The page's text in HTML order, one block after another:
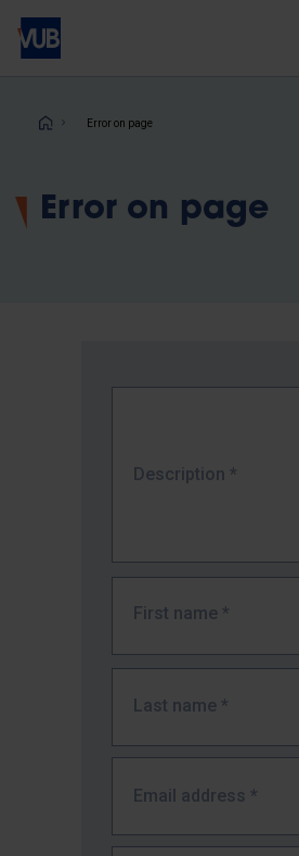
Skip
main
Breadcrumb
Error on page
Error on page
Description *
First name *
Last name *
Email address *